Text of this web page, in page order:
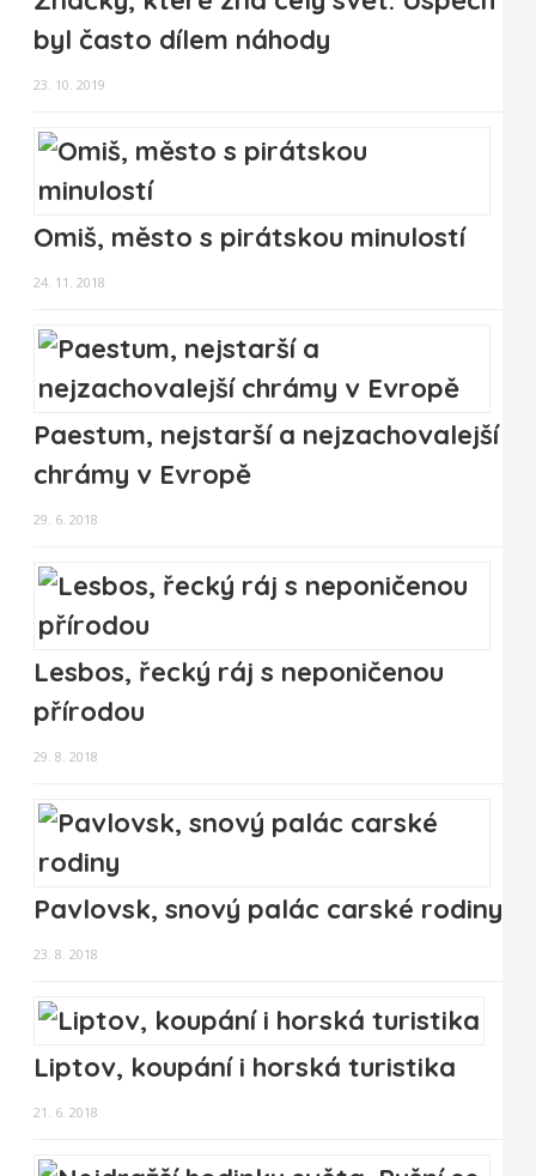
byl často dílem náhody
23. 10. 2019
Omiš, město s pirátskou minulostí
24. 11. 2018
Paestum, nejstarší a nejzachovalejší
chrámy v Evropě
29. 6. 2018
Lesbos, řecký ráj s neponičenou
přírodou
29. 8. 2018
Pavlovsk, snový palác carské rodiny
23. 8. 2018
Liptov, koupání i horská turistika
21. 6. 2018